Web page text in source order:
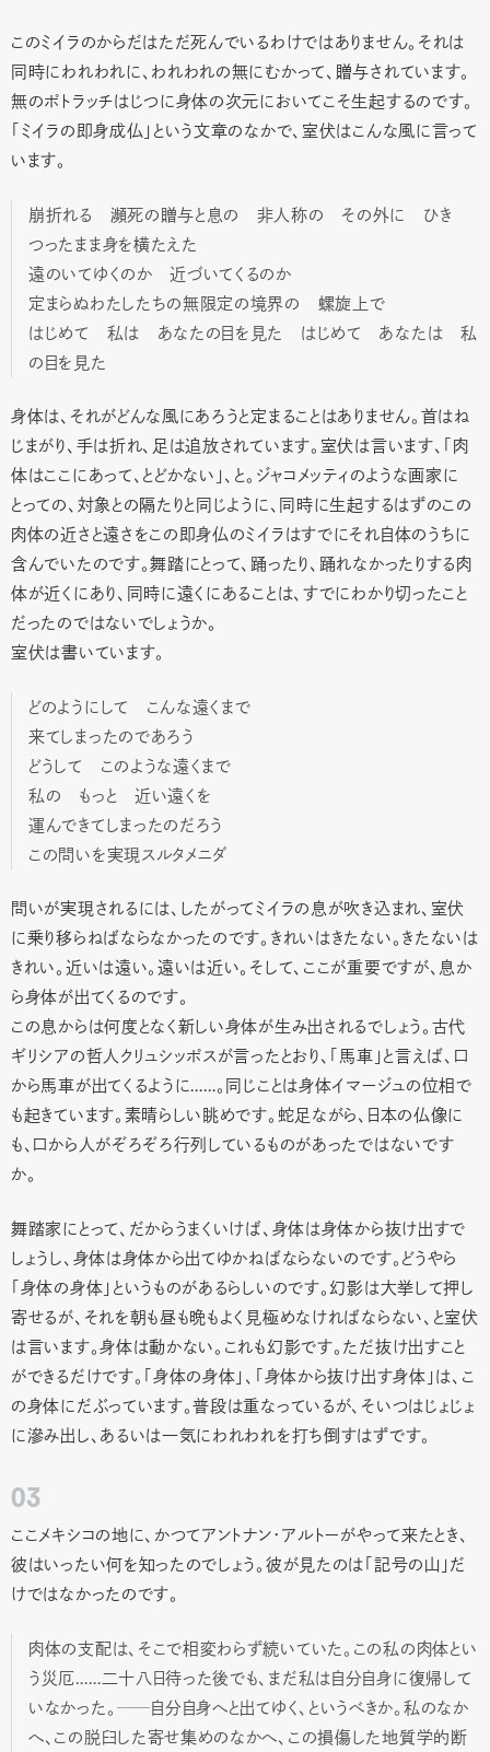
このミイラのからだはただ死んでいるわけではありません。それは
同時にわれわれに、われわれの無にむかって、贈与されています。
無のポトラッチはじつに身体の次元においてこそ生起するのです。
「ミイラの即身成仏」という文章のなかで、室伏はこんな風に言って
います。
崩折れる 瀕死の贈与と息の 非人称の その外に ひき
つったまま身を横たえた
遠のいてゆくのか 近づいてくるのか
定まらぬわたしたちの無限定の境界の 螺旋上で
はじめて 私は あなたの目を見た はじめて あなたは 私
の目を見た
身体は、それがどんな風にあろうと定まることはありません。首はね
じまがり、手は折れ、足は追放されています。室伏は言います、「肉
体はここにあって、とどかない」、と。ジャコメッティのような画家に
とっての、対象との隔たりと同じように、同時に生起するはずのこの
肉体の近さと遠さをこの即身仏のミイラはすでにそれ自体のうちに
含んでいたのです。舞踏にとって、踊ったり、踊れなかったりする肉
体が近くにあり、同時に遠くにあることは、すでにわかり切ったこと
だったのではないでしょうか。
室伏は書いています。
どのようにして こんな遠くまで
来てしまったのであろう
どうして このような遠くまで
私の もっと 近い遠くを
運んできてしまったのだろう
この問いを実現スルタメニダ
問いが実現されるには、したがってミイラの息が吹き込まれ、室伏
に乗り移らねばならなかったのです。きれいはきたない。きたないは
きれい。近いは遠い。遠いは近い。そして、ここが重要ですが、息か
ら身体が出てくるのです。
この息からは何度となく新しい身体が生み出されるでしょう。古代
ギリシアの哲人クリュシッポスが言ったとおり、「馬車」と言えば、口
から馬車が出てくるように……。同じことは身体イマージュの位相で
も起きています。素晴らしい眺めです。蛇足ながら、日本の仏像に
も、口から人がぞろぞろ行列しているものがあったではないです
か。
舞踏家にとって、だからうまくいけば、身体は身体から抜け出すで
しょうし、身体は身体から出てゆかねばならないのです。どうやら
「身体の身体」というものがあるらしいのです。幻影は大挙して押し
寄せるが、それを朝も昼も晩もよく見極めなければならない、と室伏
は言います。身体は動かない。これも幻影です。ただ抜け出すこと
ができるだけです。「身体の身体」、「身体から抜け出す身体」は、こ
の身体にだぶっています。普段は重なっているが、そいつはじょじょ
に滲み出し、あるいは一気にわれわれを打ち倒すはずです。
03
ここメキシコの地に、かつてアントナン・アルトーがやって来たとき、
彼はいったい何を知ったのでしょう。彼が見たのは「記号の山」だ
けではなかったのです。
肉体の支配は、そこで相変わらず続いていた。この私の肉体とい
う災厄……二十八日待った後でも、まだ私は自分自身に復帰して
いなかった。 ──自分自身へと出てゆく、というべきか。私のなか
へ、この脱臼した寄せ集めのなかへ、この損傷した地質学的断